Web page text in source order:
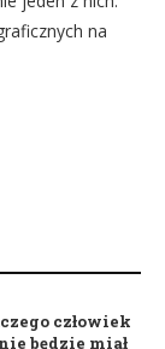
na
człowiek
będzie miał